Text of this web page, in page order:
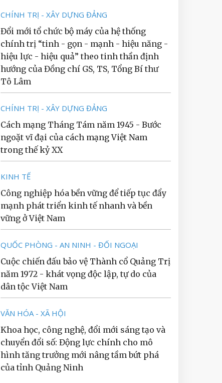
CHÍNH TRỊ - XÂY DỰNG ĐẢNG
Đổi mới tổ chức bộ máy của hệ thống
chính trị “tinh - gọn - mạnh - hiệu năng -
hiệu lực - hiệu quả” theo tinh thần định
hướng của Đồng chí GS, TS, Tổng Bí thư
Tô Lâm
CHÍNH TRỊ - XÂY DỰNG ĐẢNG
Cách mạng Tháng Tám năm 1945 - Bước
ngoặt vĩ đại của cách mạng Việt Nam
trong thế kỷ XX
KINH TẾ
Công nghiệp hóa bền vững để tiếp tục đẩy
mạnh phát triển kinh tế nhanh và bền
vững ở Việt Nam
QUỐC PHÒNG - AN NINH - ĐỐI NGOẠI
Cuộc chiến đấu bảo vệ Thành cổ Quảng Trị
năm 1972 - khát vọng độc lập, tự do của
dân tộc Việt Nam
VĂN HÓA - XÃ HỘI
Khoa học, công nghệ, đổi mới sáng tạo và
chuyển đổi số: Động lực chính cho mô
hình tăng trưởng mới nâng tầm bứt phá
của tỉnh Quảng Ninh